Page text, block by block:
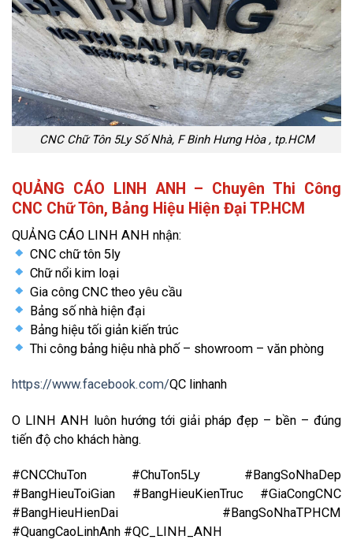
CNC Chữ Tôn 5Ly Số Nhà, F Binh Hưng Hòa , tp.HCM
QUẢNG CÁO LINH ANH – Chuyên Thi Công
CNC Chữ Tôn, Bảng Hiệu Hiện Đại TP.HCM
QUẢNG CÁO LINH ANH nhận:
CNC chữ tôn 5ly
Chữ nổi kim loại
Gia công CNC theo yêu cầu
Bảng số nhà hiện đại
Bảng hiệu tối giản kiến trúc
Thi công bảng hiệu nhà phố – showroom – văn phòng
https://www.facebook.com/QC linhanh
O LINH ANH luôn hướng tới giải pháp đẹp – bền – đúng
tiến độ cho khách hàng.
#CNCChuTon #ChuTon5Ly #BangSoNhaDep
#BangHieuToiGian #BangHieuKienTruc #GiaCongCNC
#BangHieuHienDai #BangSoNhaTPHCM
#QuangCaoLinhAnh #QC_LINH_ANH